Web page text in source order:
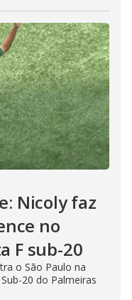
Nicoly faz
no
F sub-20
o São Paulo na
20 do Palmeiras